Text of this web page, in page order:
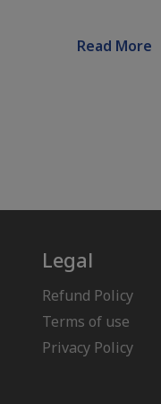
Read More
Legal
Refund Policy
Terms of use
Privacy Policy